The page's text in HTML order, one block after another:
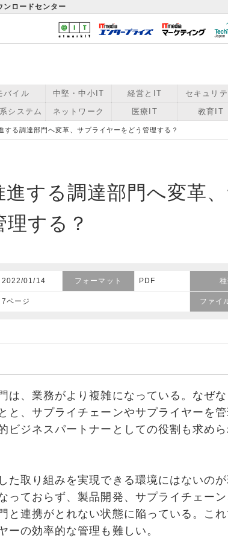
ンロードセンター
バイル 中堅・中小IT 経営とIT セキュリテ
システム ネットワーク 医療IT 教育IT
する調達部門へ変革、サプライヤーをどう管理する？
する調達部門へ変革
する？
2022/01/14 フォーマット PDF
7ページ ファイ
、業務がより複雑になっている。なぜ
と、サプライチェーンやサプライヤーを
ビジネスパートナーとしての役割も求め
取り組みを実現できる環境にはないの
っておらず、製品開発、サプライチェー
と連携がとれない状態に陥っている。こ
ーの効率的な管理も難しい。